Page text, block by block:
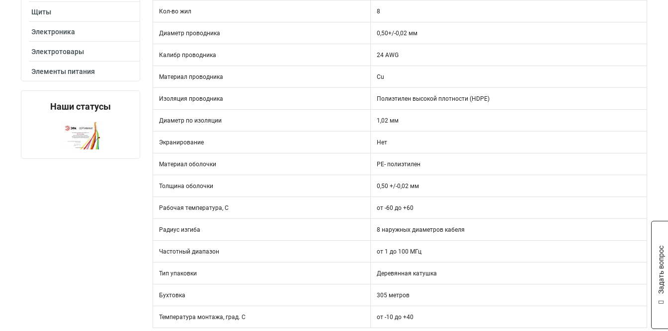
Щиты
Электроника
Электротовары
Элементы питания
Наши статусы
Кол-во жил 8
Диаметр проводника 0,50+/-0,02 мм
Калибр проводника 24 AWG
Материал проводника Cu
Изоляция проводника Полиэтилен высокой плотности (HDPE)
Диаметр по изоляции 1,02 мм
Экранирование Нет
Материал оболочки PE- полиэтилен
Толщина оболочки 0,50 +/-0,02 мм
Рабочая температура, C от -60 до +60
Радиус изгиба 8 наружных диаметров кабеля
Частотный диапазон от 1 до 100 МГц
Тип упаковки Деревянная катушка
Бухтовка 305 метров
Температура монтажа, град. С от -10 до +40
Задать вопрос